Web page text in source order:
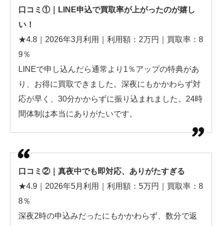
口コミ①｜LINE申込で買取率が上がったのが嬉し
い！
★4.8｜2026年3月利用｜利用額：2万円｜買取率：8
9％
LINEで申し込んだら通常より1％アップの特典があ
り、お得に買取できました。深夜にもかかわらず対
応が早く、30分かからずに振り込まれました。24時
間体制は本当にありがたいです。
口コミ②｜真夜中でも即対応、ありがたすぎる
★4.9｜2026年5月利用｜利用額：5万円｜買取率：8
8％
深夜2時の申込みだったにもかかわらず、数分で返